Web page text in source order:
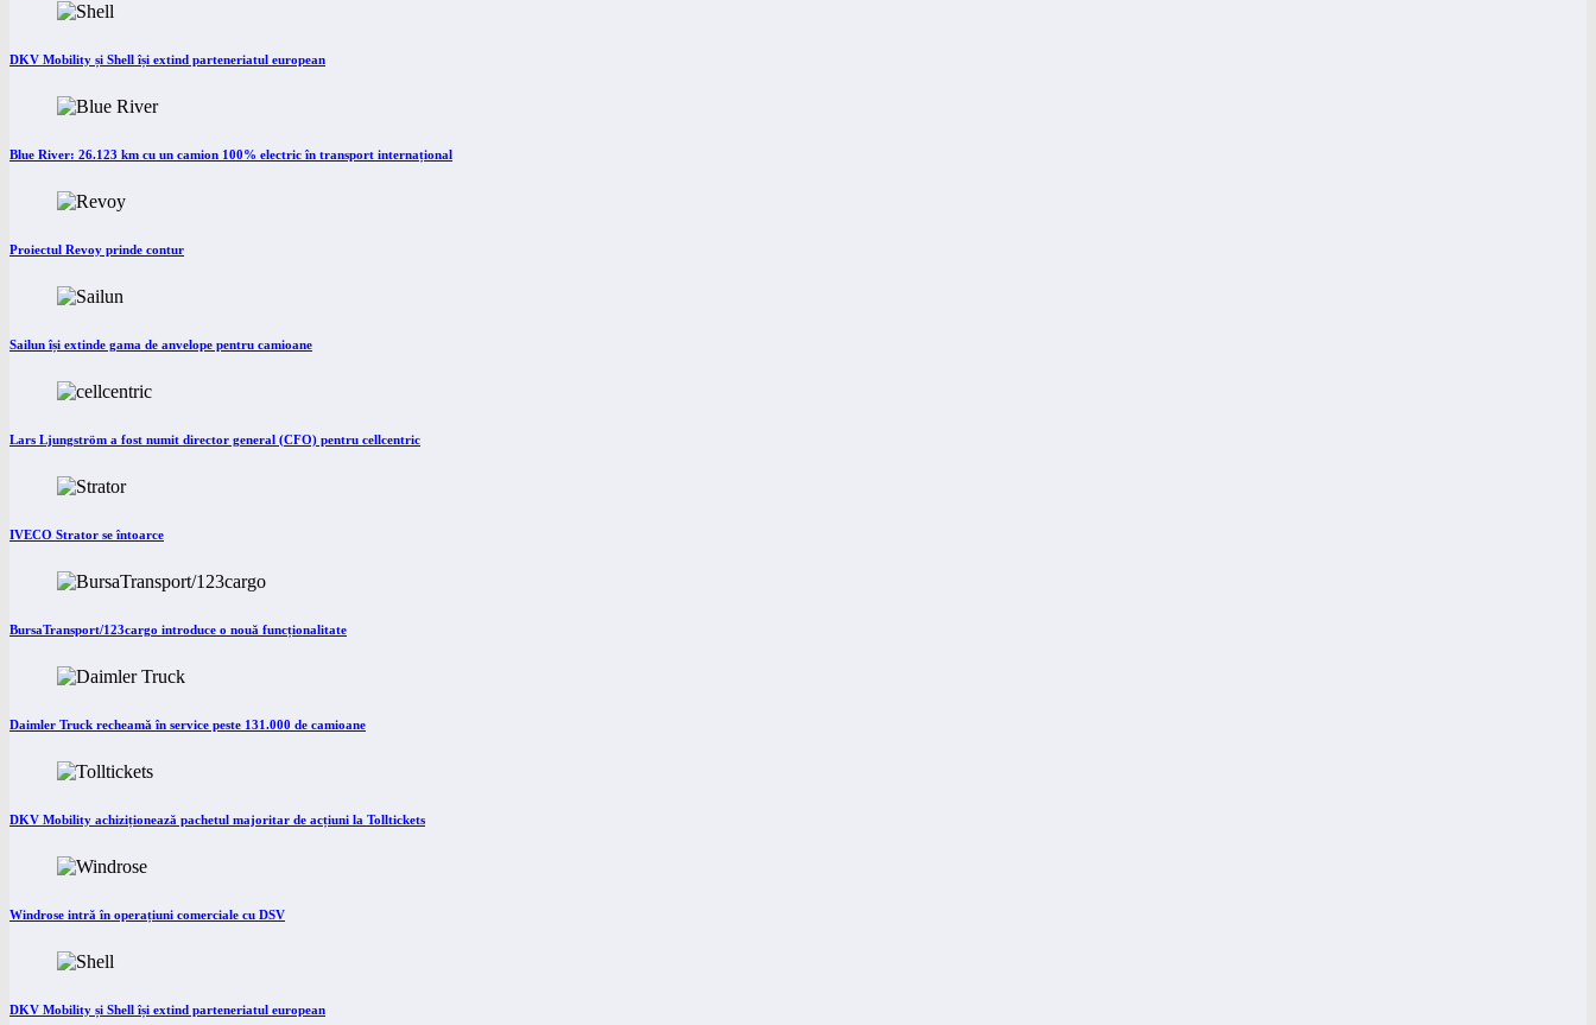
DKV Mobility și Shell își extind parteneriatul european
Blue River: 26.123 km cu un camion 100% electric în transport internațional
Proiectul Revoy prinde contur
Sailun își extinde gama de anvelope pentru camioane
Lars Ljungström a fost numit director general (CFO) pentru cellcentric
IVECO Strator se întoarce
BursaTransport/123cargo introduce o nouă funcționalitate
Daimler Truck recheamă în service peste 131.000 de camioane
DKV Mobility achiziționează pachetul majoritar de acțiuni la Tolltickets
Windrose intră în operațiuni comerciale cu DSV
DKV Mobility și Shell își extind parteneriatul european